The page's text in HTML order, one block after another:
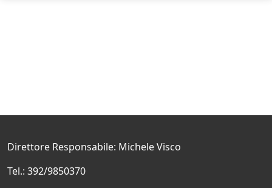
Direttore Responsabile: Michele Visco
Tel.: 392/9850370